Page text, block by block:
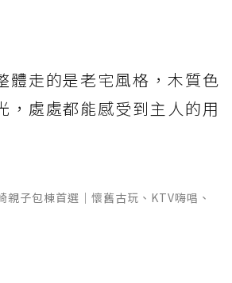
體走的是老宅風格，木質色
，處處都能感受到主人的用
親子包棟首選｜懷舊古玩、KTV嗨唱、